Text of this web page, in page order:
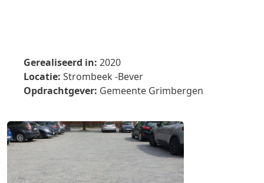
Gerealiseerd in: 2020
Locatie: Strombeek -Bever
Opdrachtgever: Gemeente Grimbergen